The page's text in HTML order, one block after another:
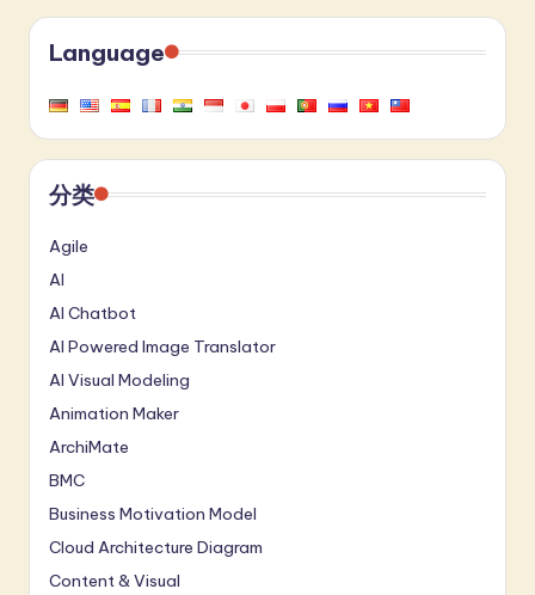
Language
分类
Agile
AI
AI Chatbot
AI Powered Image Translator
AI Visual Modeling
Animation Maker
ArchiMate
BMC
Business Motivation Model
Cloud Architecture Diagram
Content & Visual